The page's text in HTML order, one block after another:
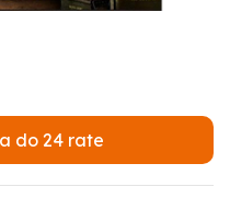
do 24 rate